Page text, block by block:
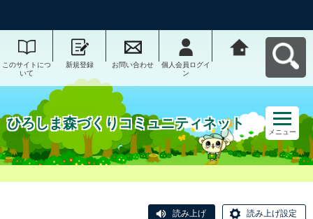
このサイトにつ
いて
新規登録 お問い合わせ
個人会員ログイ
ン
ひろしま森づくりコミュニティネット
メニュー
読み上げ 読み上げ設定